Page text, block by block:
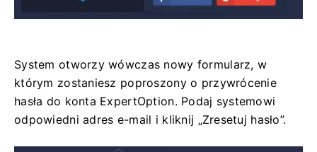
System otworzy wówczas nowy formularz, w
którym zostaniesz poproszony o przywrócenie
hasła do konta ExpertOption. Podaj systemowi
odpowiedni adres e-mail i kliknij „Zresetuj hasło”.